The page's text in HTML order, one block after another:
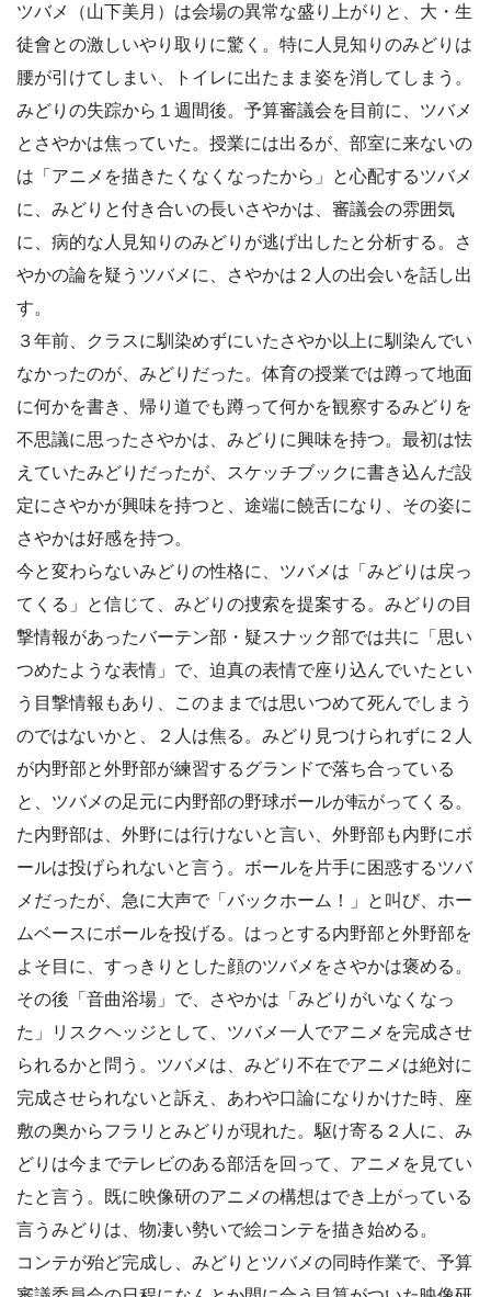
ツバメ（山下美月）は会場の異常な盛り上がりと、大・生
徒會との激しいやり取りに驚く。特に人見知りのみどりは
腰が引けてしまい、トイレに出たまま姿を消してしまう。
みどりの失踪から１週間後。予算審議会を目前に、ツバメ
とさやかは焦っていた。授業には出るが、部室に来ないの
は「アニメを描きたくなくなったから」と心配するツバメ
に、みどりと付き合いの長いさやかは、審議会の雰囲気
に、病的な人見知りのみどりが逃げ出したと分析する。さ
やかの論を疑うツバメに、さやかは２人の出会いを話し出
す。
３年前、クラスに馴染めずにいたさやか以上に馴染んでい
なかったのが、みどりだった。体育の授業では蹲って地面
に何かを書き、帰り道でも蹲って何かを観察するみどりを
不思議に思ったさやかは、みどりに興味を持つ。最初は怯
えていたみどりだったが、スケッチブックに書き込んだ設
定にさやかが興味を持つと、途端に饒舌になり、その姿に
さやかは好感を持つ。
今と変わらないみどりの性格に、ツバメは「みどりは戻っ
てくる」と信じて、みどりの捜索を提案する。みどりの目
撃情報があったバーテン部・疑スナック部では共に「思い
つめたような表情」で、迫真の表情で座り込んでいたとい
う目撃情報もあり、このままでは思いつめて死んでしまう
のではないかと、２人は焦る。みどり見つけられずに２人
が内野部と外野部が練習するグランドで落ち合っている
と、ツバメの足元に内野部の野球ボールが転がってくる。
た内野部は、外野には行けないと言い、外野部も内野にボ
ールは投げられないと言う。ボールを片手に困惑するツバ
メだったが、急に大声で「バックホーム！」と叫び、ホー
ムベースにボールを投げる。はっとする内野部と外野部を
よそ目に、すっきりとした顔のツバメをさやかは褒める。
その後「音曲浴場」で、さやかは「みどりがいなくなっ
た」リスクヘッジとして、ツバメ一人でアニメを完成させ
られるかと問う。ツバメは、みどり不在でアニメは絶対に
完成させられないと訴え、あわや口論になりかけた時、座
敷の奥からフラリとみどりが現れた。駆け寄る２人に、み
どりは今までテレビのある部活を回って、アニメを見てい
たと言う。既に映像研のアニメの構想はでき上がっている
言うみどりは、物凄い勢いで絵コンテを描き始める。
コンテが殆ど完成し、みどりとツバメの同時作業で、予算